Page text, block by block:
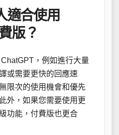
適合使用
版？
，例如進行大量
或需要更快的回應速
限次的使用機會和優先
外，如果您需要使用更
功能，付費版也更合